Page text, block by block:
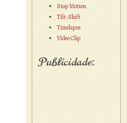
Stop Motion
Tilt-Shift
Timelapse
Vídeo Clip
Publicidade: